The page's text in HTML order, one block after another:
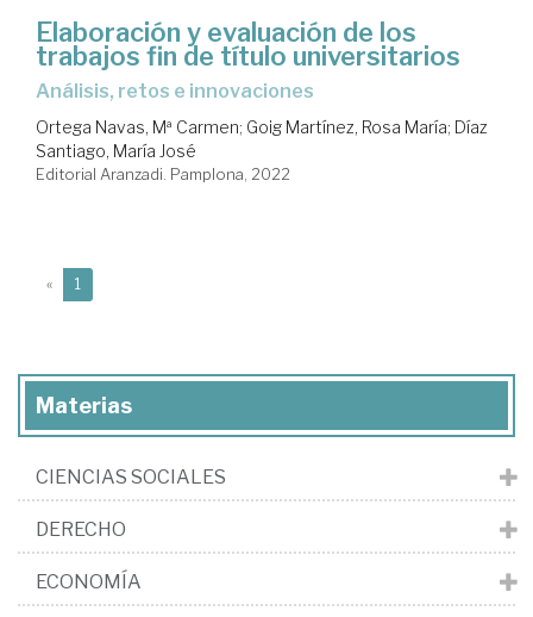
Elaboración y evaluación de los
trabajos fin de título universitarios
análisis, retos e innovaciones
Ortega Navas, Mª Carmen; Goig Martínez, Rosa María; Díaz
Santiago, María José
Editorial Aranzadi. Pamplona, 2022
« 1
Materias
CIENCIAS SOCIALES
DERECHO
ECONOMÍA